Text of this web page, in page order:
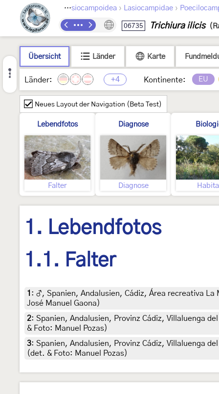
Lepidoptera Lasiocampoidea › Lasiocampidae ›
06735 Trichiura ilicis
Übersicht Länder Karte
Länder: +4 Kontinente: EU
Neues Layout der Navigation (Beta Test)
Lebendfotos
Falter
Diagnose
Diagnose
1. Lebendfotos
1.1. Falter
1 : ♂, Spanien, Andalusien, Cádiz, Área recreativa
José Manuel Gaona)
2: Spanien, Andalusien, Provinz Cádiz, Villaluenga
& Foto: Manuel Pozas)
3: Spanien, Andalusien, Provinz Cádiz, Villaluenga
(det. & Foto: Manuel Pozas)